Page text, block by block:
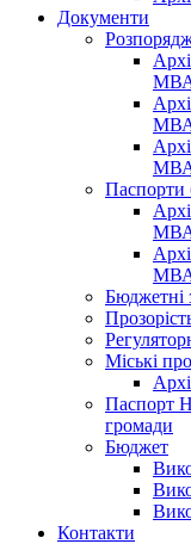
Документи
Міські
Паспорт
громади
Бюджет
Контакти